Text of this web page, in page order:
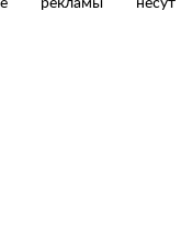
рекламы несут